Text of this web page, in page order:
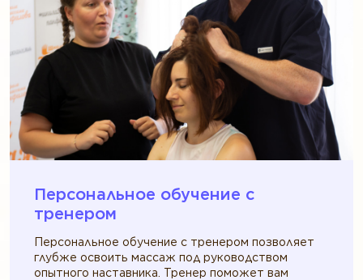
Персональное обучение c
тренером
Персональное обучение с тренером позволяет
глубже освоить массаж под руководством
опытного наставника. Тренер поможет вам